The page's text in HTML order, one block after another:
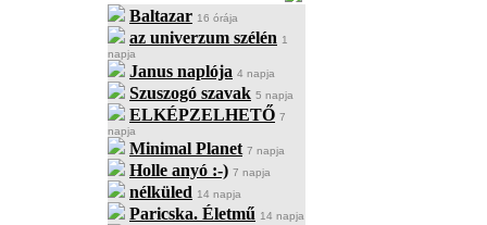
Baltazar 16 órája
az univerzum szélén 1
napja
Janus naplója 4 napja
Szuszogó szavak 5 napja
ELKÉPZELHETŐ 7
napja
Minimal Planet 7 napja
Holle anyó :-) 7 napja
nélküled 14 napja
Paricska. Életmű 14 napja